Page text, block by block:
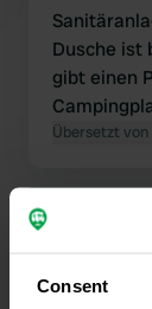
Consent
Dusche ist
gibt einen
dort die
Übersetzt von